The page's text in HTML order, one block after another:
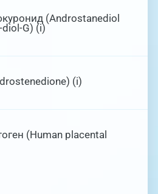
(Androstanediol
G) (i)
(i)
(Human placental